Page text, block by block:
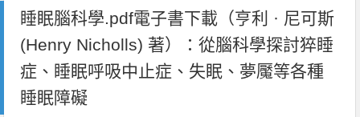
睡眠腦科學.pdf電子書下載（亨利 · 尼可斯
(Henry Nicholls) 著）：從腦科學探討猝睡
症、睡眠呼吸中止症、失眠、夢魘等各種
睡眠障礙